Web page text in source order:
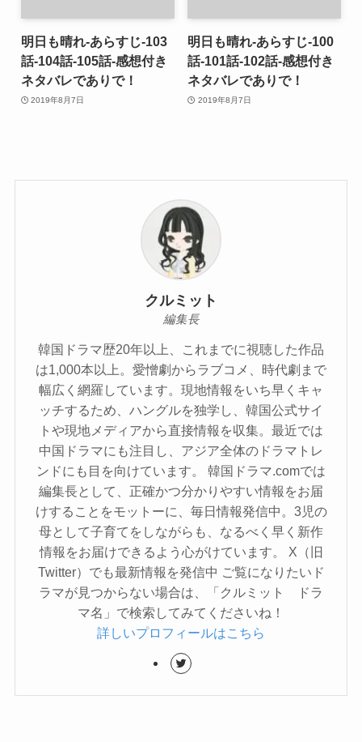
明日も晴れ-あらすじ-103
話-104話-105話-感想付き
ネタバレでありで！
2019年8月7日
明日も晴れ-あらすじ-100
話-101話-102話-感想付き
ネタバレでありで！
2019年8月7日
クルミット
編集長
韓国ドラマ歴20年以上、これまでに視聴した作品
は1,000本以上。愛憎劇からラブコメ、時代劇まで
幅広く網羅しています。現地情報をいち早くキャ
ッチするため、ハングルを独学し、韓国公式サイ
トや現地メディアから直接情報を収集。最近では
中国ドラマにも注目し、アジア全体のドラマトレ
ンドにも目を向けています。 韓国ドラマ.comでは
編集長として、正確かつ分かりやすい情報をお届
けすることをモットーに、毎日情報発信中。3児の
母として子育てをしながらも、なるべく早く新作
情報をお届けできるよう心がけています。 X（旧
Twitter）でも最新情報を発信中 ご覧になりたいド
ラマが見つからない場合は、「クルミット ドラ
マ名」で検索してみてくださいね！
詳しいプロフィールはこちら